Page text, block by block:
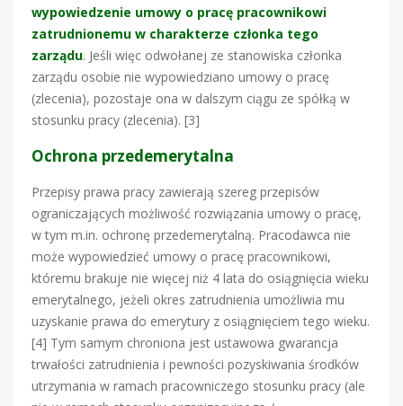
wypowiedzenie umowy o pracę pracownikowi
zatrudnionemu w charakterze członka tego
zarządu. Jeśli więc odwołanej ze stanowiska członka
zarządu osobie nie wypowiedziano umowy o pracę
(zlecenia), pozostaje ona w dalszym ciągu ze spółką w
stosunku pracy (zlecenia). [3]
Ochrona przedemerytalna
Przepisy prawa pracy zawierają szereg przepisów
ograniczających możliwość rozwiązania umowy o pracę,
w tym m.in. ochronę przedemerytalną. Pracodawca nie
może wypowiedzieć umowy o pracę pracownikowi,
któremu brakuje nie więcej niż 4 lata do osiągnięcia wieku
emerytalnego, jeżeli okres zatrudnienia umożliwia mu
uzyskanie prawa do emerytury z osiągnięciem tego wieku.
[4] Tym samym chroniona jest ustawowa gwarancja
trwałości zatrudnienia i pewności pozyskiwania środków
utrzymania w ramach pracowniczego stosunku pracy (ale